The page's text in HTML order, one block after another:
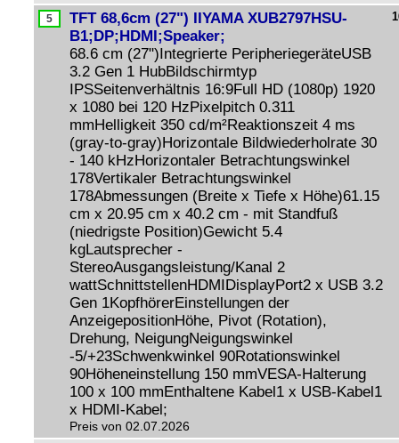
TFT 68,6cm (27") IIYAMA XUB2797HSU-
B1;DP;HDMI;Speaker;
68.6 cm (27")Integrierte PeripheriegeräteUSB
3.2 Gen 1 HubBildschirmtyp
IPSSeitenverhältnis 16:9Full HD (1080p) 1920
x 1080 bei 120 HzPixelpitch 0.311
mmHelligkeit 350 cd/m²Reaktionszeit 4 ms
(gray-to-gray)Horizontale Bildwiederholrate 30
- 140 kHzHorizontaler Betrachtungswinkel
178Vertikaler Betrachtungswinkel
178Abmessungen (Breite x Tiefe x Höhe)61.15
cm x 20.95 cm x 40.2 cm - mit Standfuß
(niedrigste Position)Gewicht 5.4
kgLautsprecher -
StereoAusgangsleistung/Kanal 2
wattSchnittstellenHDMIDisplayPort2 x USB 3.2
Gen 1KopfhörerEinstellungen der
AnzeigepositionHöhe, Pivot (Rotation),
Drehung, NeigungNeigungswinkel
-5/+23Schwenkwinkel 90Rotationswinkel
90Höheneinstellung 150 mmVESA-Halterung
100 x 100 mmEnthaltene Kabel1 x USB-Kabel1
x HDMI-Kabel;
Preis von 02.07.2026